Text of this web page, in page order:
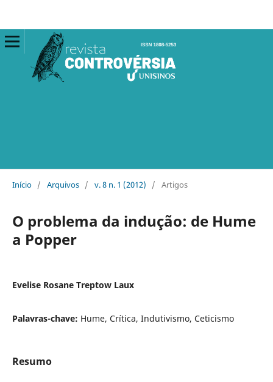
Início / Arquivos / v. 8 n. 1 (2012) / Artigos
O problema da indução: de Hume
a Popper
Evelise Rosane Treptow Laux
Palavras-chave: Hume, Crítica, Indutivismo, Ceticismo
Resumo